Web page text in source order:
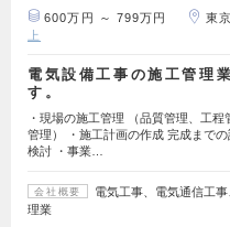
600万円 ～ 799万円 東
上
電気設備工事の施工管理
す。
・現場の施工管理 （品質管理、工
管理） ・施工計画の作成 完成まで
検討 ・事業…
会社概要
電気工事、電気通信工
理業